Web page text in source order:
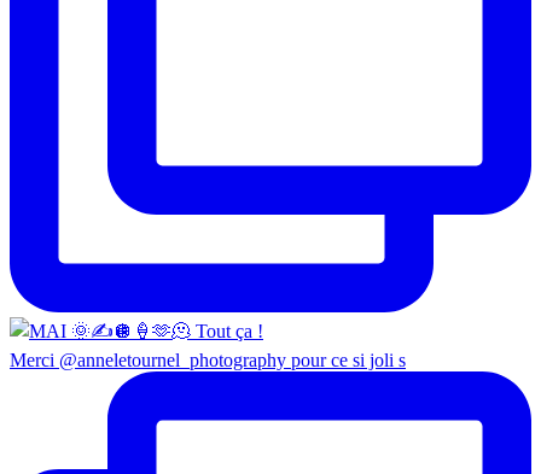
Merci @anneletournel_photography pour ce si joli s